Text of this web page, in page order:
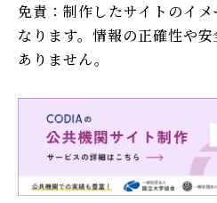
免責：制作したサイトのイ
なります。情報の正確性や
ありません。